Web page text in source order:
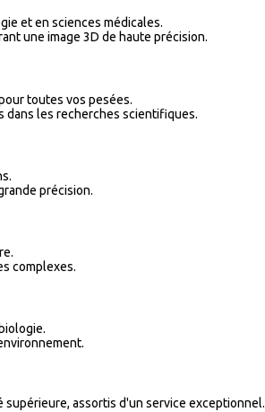
et en sciences médicales.
une image 3D de haute précision.
toutes vos pesées.
dans les recherches scientifiques.
précision.
complexes.
supérieure, assortis d'un service